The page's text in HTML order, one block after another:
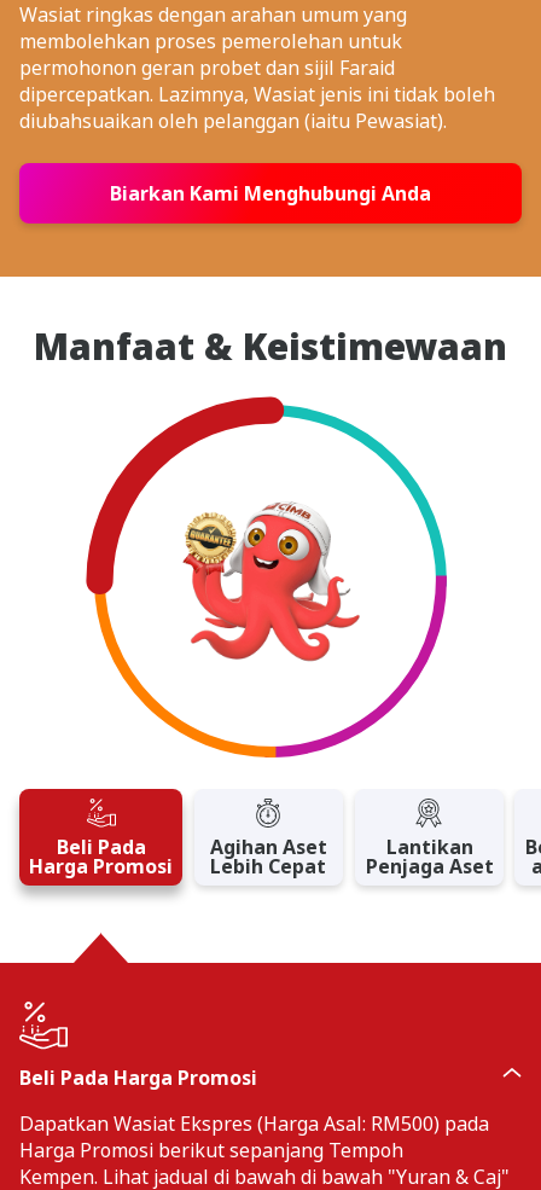
Wasiat ringkas dengan arahan umum yang
membolehkan proses pemerolehan untuk
permohonon geran probet dan sijil Faraid
dipercepatkan. Lazimnya, Wasiat jenis ini tidak boleh
diubahsuaikan oleh pelanggan (iaitu Pewasiat).
Biarkan Kami Menghubungi Anda
Manfaat & Keistimewaan
Beli Pada
Harga Promosi
Agihan Aset
Lebih Cepat
Lantikan
Penjaga Aset
Beli Pada Harga Promosi
Dapatkan Wasiat Ekspres (Harga Asal: RM500) pada
Harga Promosi berikut sepanjang Tempoh
Kempen. Lihat jadual di bawah di bawah "Yuran & Caj"